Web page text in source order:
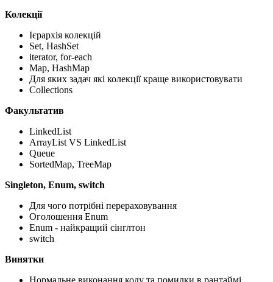
Колекції
Ієрархія колекцій
Set, HashSet
iterator, for-each
Map, HashMap
Для яких задач які колекції краще використовувати
Collections
Факультатив
LinkedList
ArrayList VS LinkedList
Queue
SortedMap, TreeMap
Singleton, Enum, switch
Для чого потрібні перераховування
Оголошення Enum
Enum - найкращий сінглтон
switch
Винятки